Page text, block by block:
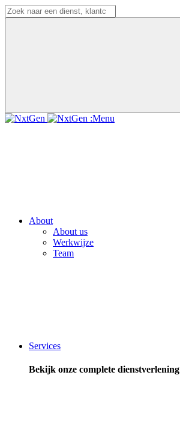
:Menu
About
About us
Werkwijze
Team
Services
Bekijk onze complete dienstverlening